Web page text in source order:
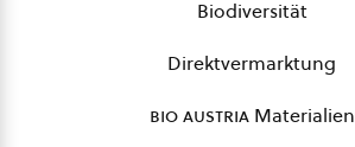
Biodiversität
Direktvermarktung
bio austriaMaterialien